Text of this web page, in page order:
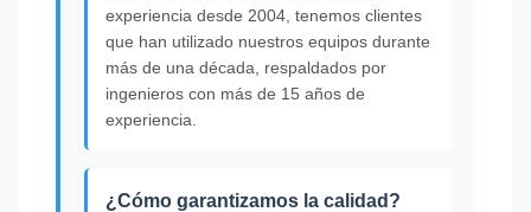
experiencia desde 2004, tenemos clientes
que han utilizado nuestros equipos durante
más de una década, respaldados por
ingenieros con más de 15 años de
experiencia.
¿Cómo garantizamos la calidad?